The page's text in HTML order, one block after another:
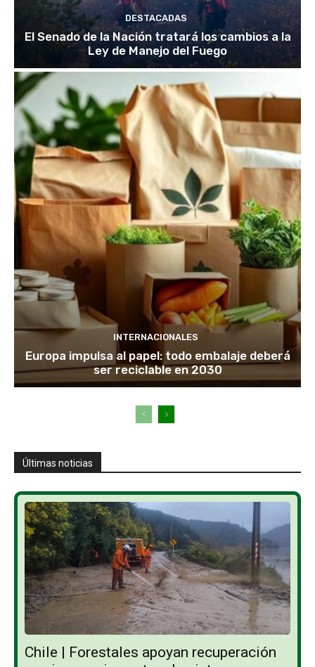
DESTACADAS
El Senado de la Nación tratará los cambios a la
Ley de Manejo del Fuego
INTERNACIONALES
Europa impulsa al papel: todo embalaje deberá
ser reciclable en 2030
Últimas noticias
Chile | Forestales apoyan recuperación